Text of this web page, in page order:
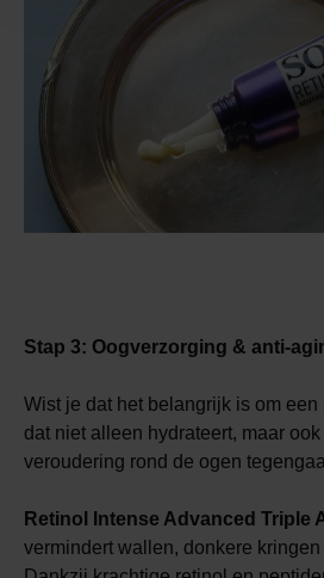
Stap 3: Oogverzorging & anti-
Wist je dat het belangrijk is om
dat niet alleen hydrateert, maar
veroudering rond de ogen
Retinol Intense Advanced Triple
vermindert wallen, donkere